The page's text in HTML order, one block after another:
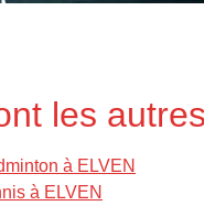
les
à ELVEN
à ELVEN